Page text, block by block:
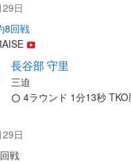
日
8回戦
長谷部 守里
三迫
4ラウンド 1分13秒 TKO
日
戦